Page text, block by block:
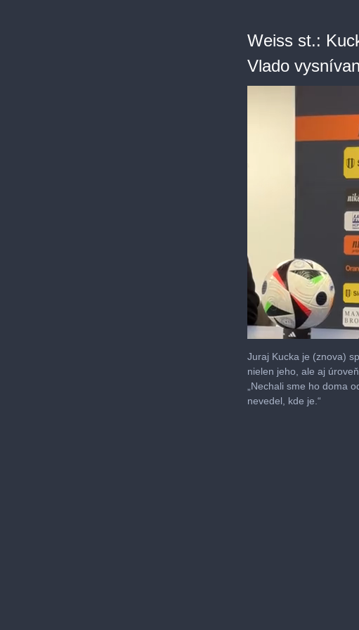
Weiss st.:
Vlado
seconds
of
3
minutes,
22
Juraj Kucka je (znova)
nielen jeho, ale aj
„Nechali sme ho doma
nevedel, kde je.“